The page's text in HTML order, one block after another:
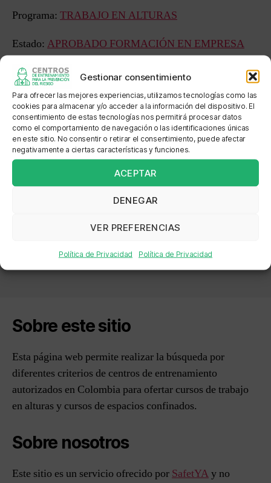
Gestionar consentimiento
Para ofrecer las mejores experiencias, utilizamos tecnologías como las
cookies para almacenar y/o acceder a la información del dispositivo. El
consentimiento de estas tecnologías nos permitirá procesar datos
como el comportamiento de navegación o las identificaciones únicas
en este sitio. No consentir o retirar el consentimiento, puede afectar
negativamente a ciertas características y funciones.
ACEPTAR
DENEGAR
VER PREFERENCIAS
Política de Privacidad Política de Privacidad
Programa: TRABAJO EN ALTURAS
Estado: APROBADO FORMACIÓN EN EMPRESA
Sede: FORMANDO CENTRO DE CAPACITACIÓN
LTDA
Dirección: CALLE 6A No 40 90
Localización: ECOPARQUE LA MONTAÑA
HM CONSULTING GROUP ASESORES EM
Sobre este sitio
Esta página web permite realizar la búsqueda por
diferentes criterios de centros de entrenamiento
autorizados en Colombia para ofertar cursos de trabajo
en alturas y cursos de espacios confinados.
Sobre nosotros
Este sitio es un servicio ofrecido por SafetYAy no